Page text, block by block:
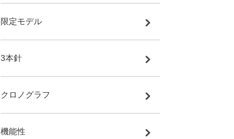
限定モデル
3本針
クロノグラフ
機能性